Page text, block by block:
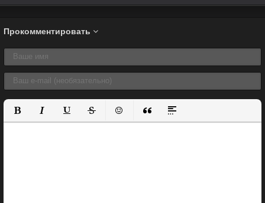
Прокомментировать
Полужирный
КурсивПодчеркнутый
ЗачеркнутыйВставить смайлик
Вставка цитаты
Вставка спойлера